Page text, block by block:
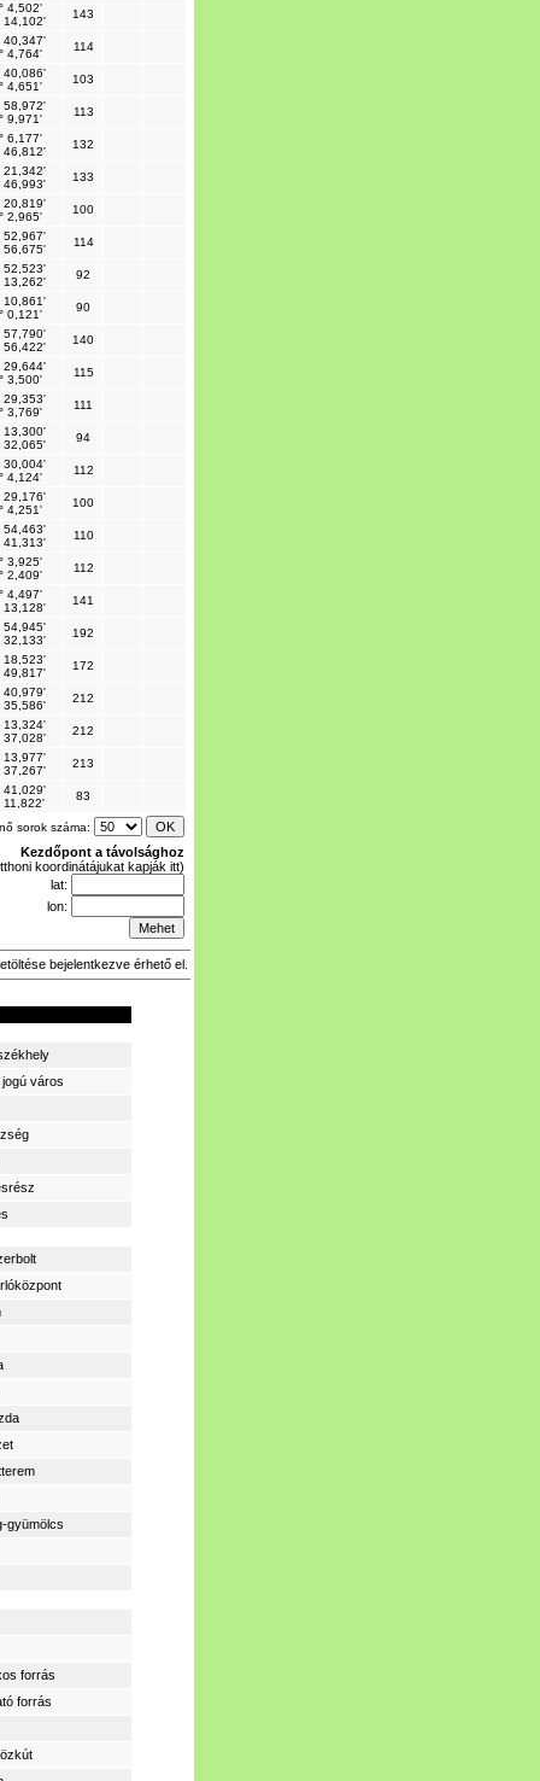
4,502'
14,102'
143
40,347'
4,764'
114
40,086'
4,651'
103
58,972'
9,971'
113
6,177'
46,812'
132
21,342'
46,993'
133
20,819'
2,965'
100
52,967'
56,675'
114
52,523'
13,262'
92
10,861'
0,121'
90
57,790'
56,422'
140
29,644'
3,500'
115
29,353'
3,769'
111
13,300'
32,065'
94
30,004'
4,124'
112
29,176'
4,251'
100
54,463'
41,313'
110
3,925'
2,409'
112
4,497'
13,128'
141
54,945'
32,133'
192
18,523'
49,817'
172
40,979'
35,586'
212
13,324'
37,028'
212
13,977'
37,267'
213
41,029'
11,822'
83
sorok száma:
Kezdőpont a távolsághoz
koordinátájukat kapják itt)
lat:
lon:
bejelentkezve érhető el.
város
gyümölcs
forrás
forrás